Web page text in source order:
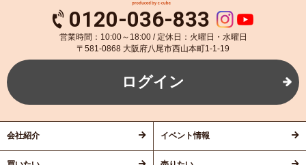
0120-036-833
営業時間：10:00～18:00 / 定休日：火曜日・水曜日
〒581-0868 大阪府八尾市西山本町1-1-19
ログイン
会社紹介 イベント情報